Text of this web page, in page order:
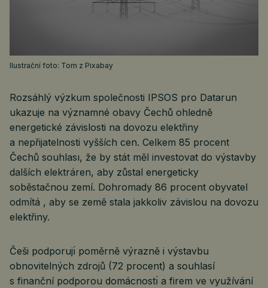
Ilustrační foto: Tom z Pixabay
Rozsáhlý výzkum společnosti IPSOS pro Datarun
ukazuje na významné obavy Čechů ohledně
energetické závislosti na dovozu elektřiny
a nepřijatelnosti vyšších cen. Celkem 85 procent
Čechů souhlası, že by stát měl investovat do výstavby
dalších elektráren, aby zůstal energeticky
soběstačnou zemí. Dohromady 86 procent obyvatel
odmítá , aby se země stala jakkoliv závislou na dovozu
elektřiny.
Češi podporujı́ poměrně výrazně i výstavbu
obnovitelných zdrojů (72 procent) a souhlasí
s finanční podporou domácnostı́ a firem ve využívání